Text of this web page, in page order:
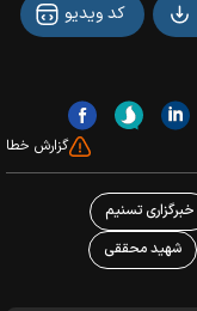
کد ویدیو
گزارش خطا
خبرگزاری تسنیم
شهید محققی